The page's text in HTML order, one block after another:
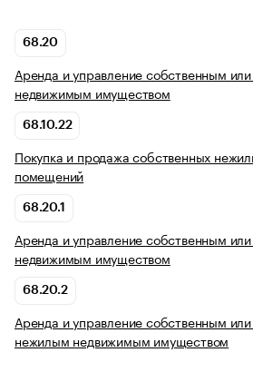
68.20
Аренда и управление собственным
недвижимым имуществом
68.10.22
Покупка и продажа собственных
помещений
68.20.1
Аренда и управление собственным
недвижимым имуществом
68.20.2
Аренда и управление собственным
нежилым недвижимым имуществом